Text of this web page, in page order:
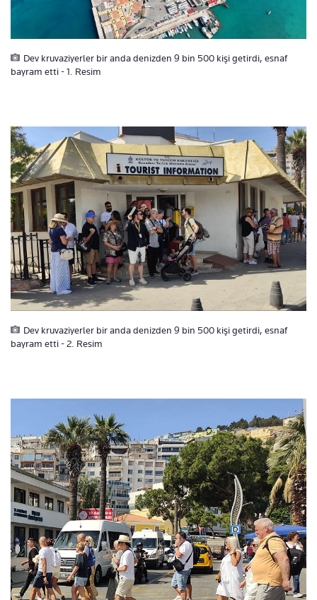
Dev kruvaziyerler bir anda denizden 9 bin 500 kişi getirdi, esnaf
bayram etti - 1. Resim
Dev kruvaziyerler bir anda denizden 9 bin 500 kişi getirdi, esnaf
bayram etti - 2. Resim